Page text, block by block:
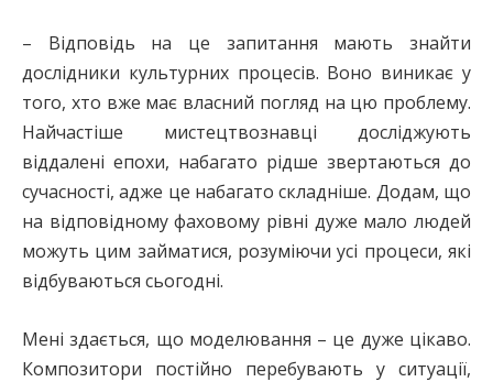
– Відповідь на це запитання мають знайти
дослідники культурних процесів. Воно виникає у
того, хто вже має власний погляд на цю проблему.
Найчастіше мистецтвознавці досліджують
віддалені епохи, набагато рідше звертаються до
сучасності, адже це набагато складніше. Додам, що
на відповідному фаховому рівні дуже мало людей
можуть цим займатися, розуміючи усі процеси, які
відбуваються сьогодні.
Мені здається, що моделювання – це дуже цікаво.
Композитори постійно перебувають у ситуації,